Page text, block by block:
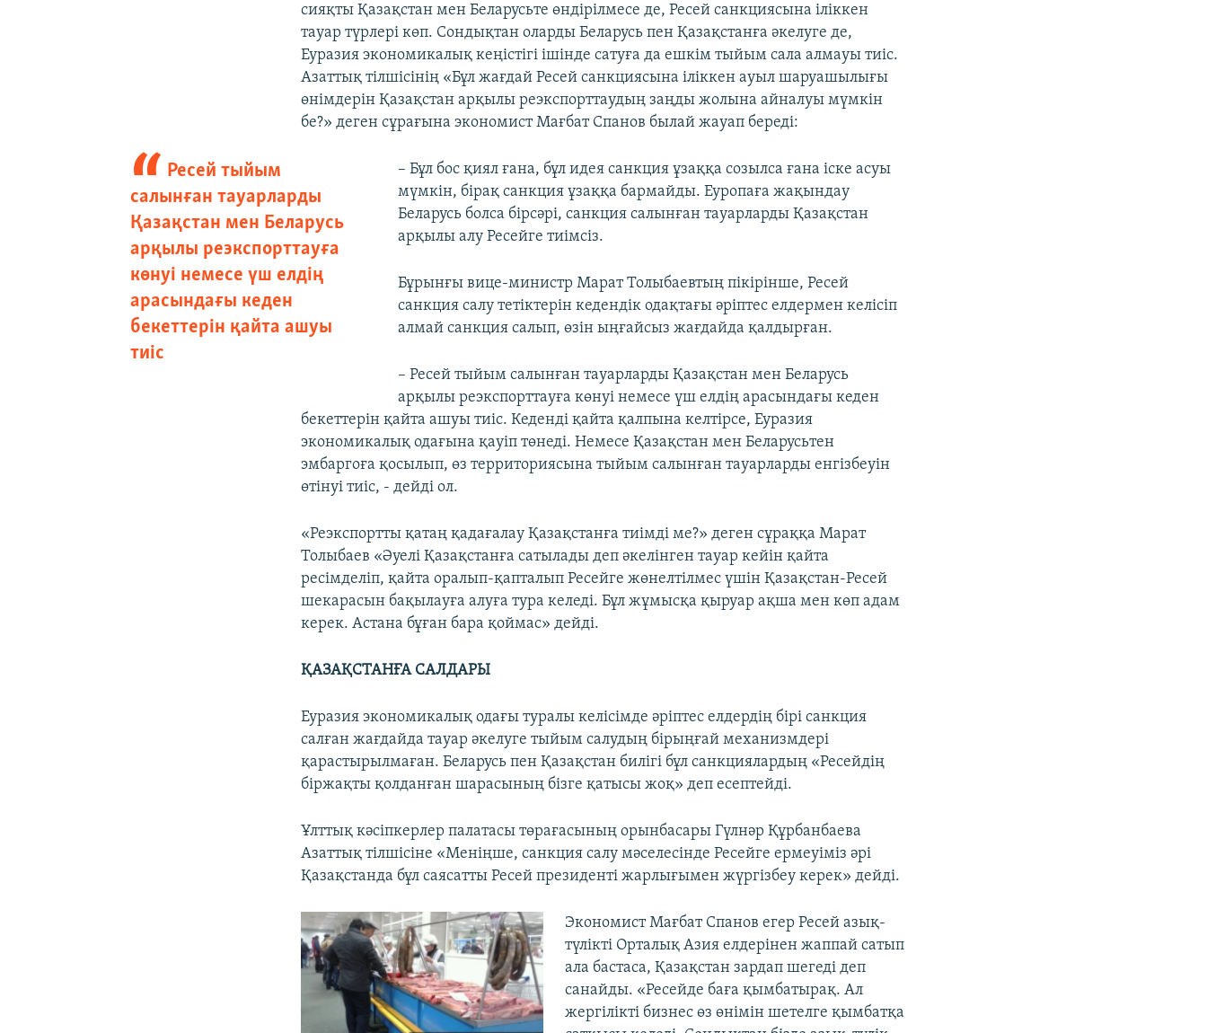
сияқты Қазақстан мен Беларусьте өндірілмесе де, Ресей санкциясына іліккен
тауар түрлері көп. Сондықтан оларды Беларусь пен Қазақстанға әкелуге де,
Еуразия экономикалық кеңістігі ішінде сатуға да ешкім тыйым сала алмауы тиіс.
Азаттық тілшісінің «Бұл жағдай Ресей санкциясына іліккен ауыл шаруашылығы
өнімдерін Қазақстан арқылы реэкспорттаудың заңды жолына айналуы мүмкін
бе?» деген сұрағына экономист Мағбат Спанов былай жауап береді:
Ресей тыйым
салынған тауарларды
Қазақстан мен Беларусь
арқылы реэкспорттауға
көнуі немесе үш елдің
арасындағы кеден
бекеттерін қайта ашуы
тиіс
– Бұл бос қиял ғана, бұл идея санкция ұзаққа созылса ғана іске асуы
мүмкін, бірақ санкция ұзаққа бармайды. Еуропаға жақындау
Беларусь болса бірсәрі, санкция салынған тауарларды Қазақстан
арқылы алу Ресейге тиімсіз.
Бұрынғы вице-министр Марат Толыбаевтың пікірінше, Ресей
санкция салу тетіктерін кедендік одақтағы әріптес елдермен келісіп
алмай санкция салып, өзін ыңғайсыз жағдайда қалдырған.
– Ресей тыйым салынған тауарларды Қазақстан мен Беларусь
арқылы реэкспорттауға көнуі немесе үш елдің арасындағы кеден
бекеттерін қайта ашуы тиіс. Кеденді қайта қалпына келтірсе, Еуразия
экономикалық одағына қауіп төнеді. Немесе Қазақстан мен Беларусьтен
эмбаргоға қосылып, өз территориясына тыйым салынған тауарларды енгізбеуін
өтінуі тиіс, - дейді ол.
«Реэкспортты қатаң қадағалау Қазақстанға тиімді ме?» деген сұраққа Марат
Толыбаев «Әуелі Қазақстанға сатылады деп әкелінген тауар кейін қайта
ресімделіп, қайта оралып-қапталып Ресейге жөнелтілмес үшін Қазақстан-Ресей
шекарасын бақылауға алуға тура келеді. Бұл жұмысқа қыруар ақша мен көп адам
керек. Астана бұған бара қоймас» дейді.
ҚАЗАҚСТАНҒА САЛДАРЫ
Еуразия экономикалық одағы туралы келісімде әріптес елдердің бірі санкция
салған жағдайда тауар әкелуге тыйым салудың бірыңғай механизмдері
қарастырылмаған. Беларусь пен Қазақстан билігі бұл санкциялардың «Ресейдің
біржақты қолданған шарасының бізге қатысы жоқ» деп есептейді.
Ұлттық кәсіпкерлер палатасы төрағасының орынбасары Гүлнәр Құрбанбаева
Азаттық тілшісіне «Меніңше, санкция салу мәселесінде Ресейге ермеуіміз әрі
Қазақстанда бұл саясатты Ресей президенті жарлығымен жүргізбеу керек» дейді.
Экономист Мағбат Спанов егер Ресей азық-
түлікті Орталық Азия елдерінен жаппай сатып
ала бастаса, Қазақстан зардап шегеді деп
санайды. «Ресейде баға қымбатырақ. Ал
жергілікті бизнес өз өнімін шетелге қымбатқа